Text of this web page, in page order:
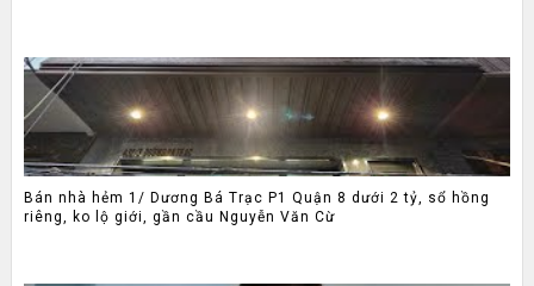
Bán nhà hẻm 1/ Dương Bá Trạc P1 Quận 8 dưới 2 tỷ, sổ hồng
riêng, ko lộ giới, gần cầu Nguyễn Văn Cừ